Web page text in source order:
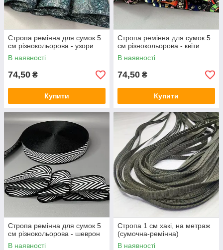
Стропа ремінна для сумок 5
см різнокольорова - узори
В наявності
74,50 ₴
Купити
Стропа ремінна для сумок 5
см різнокольорова - квіти
В наявності
74,50 ₴
Купити
Стропа ремінна для сумок 5
см різнокольорова - шеврон
В наявності
Стропа 1 см хакі, на метраж
(сумочна-ремінна)
В наявності